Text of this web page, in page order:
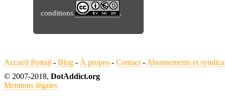
conditions .
Accueil Portail - Blog - À propos - Contact - Abonnements et
© 2007-2018, DotAddict.org
Mentions légales